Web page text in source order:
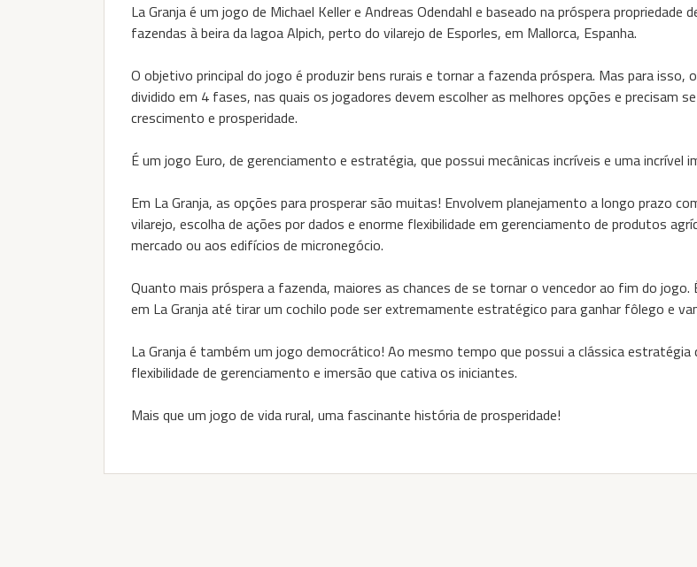
La Granja é um jogo de Michael Keller e Andreas Odendahl e baseado na próspera
fazendas à beira da lagoa Alpich, perto do vilarejo de Esporles, em Mallorca, Espanha.
O objetivo principal do jogo é produzir bens rurais e tornar a fazenda próspera. Mas para isso,
dividido em 4 fases, nas quais os jogadores devem escolher as melhores opções e precisam
crescimento e prosperidade.
É um jogo Euro, de gerenciamento e estratégia, que possui mecânicas incríveis e uma incrível
Em La Granja, as opções para prosperar são muitas! Envolvem planejamento a longo prazo
vilarejo, escolha de ações por dados e enorme flexibilidade em gerenciamento de produtos
mercado ou aos edifícios de micronegócio.
Quanto mais próspera a fazenda, maiores as chances de se tornar o vencedor ao fim do
em La Granja até tirar um cochilo pode ser extremamente estratégico para ganhar fôlego e
La Granja é também um jogo democrático! Ao mesmo tempo que possui a clássica
flexibilidade de gerenciamento e imersão que cativa os iniciantes.
Mais que um jogo de vida rural, uma fascinante história de prosperidade!